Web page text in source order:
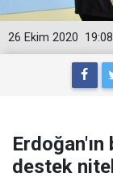
19:08
26 Ekim 2020
destek